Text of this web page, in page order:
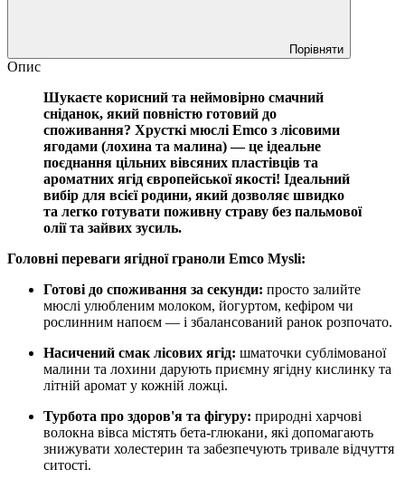
Порівняти
Опис
Шукаєте корисний та неймовірно смачний
сніданок, який повністю готовий до
споживання? Хрусткі мюслі Emco з лісовими
ягодами (лохина та малина) — це ідеальне
поєднання цільних вівсяних пластівців та
ароматних ягід європейської якості! Ідеальний
вибір для всієї родини, який дозволяє швидко
та легко готувати поживну страву без пальмової
олії та зайвих зусиль.
Головні переваги ягідної граноли Emco Mysli:
Готові до споживання за секунди: просто залийте
мюслі улюбленим молоком, йогуртом, кефіром чи
рослинним напоєм — і збалансований ранок розпочато.
Насичений смак лісових ягід: шматочки сублімованої
малини та лохини дарують приємну ягідну кислинку та
літній аромат у кожній ложці.
Турбота про здоров'я та фігуру: природні харчові
волокна вівса містять бета-глюкани, які допомагають
знижувати холестерин та забезпечують тривале відчуття
ситості.